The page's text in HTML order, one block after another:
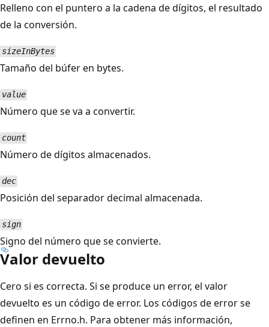
Relleno con el puntero a la cadena de dígitos, el resultado
de la conversión.
sizeInBytes
Tamaño del búfer en bytes.
value
Número que se va a convertir.
count
Número de dígitos almacenados.
dec
Posición del separador decimal almacenada.
sign
Signo del número que se convierte.
Valor devuelto
Cero si es correcta. Si se produce un error, el valor
devuelto es un código de error. Los códigos de error se
definen en Errno.h. Para obtener más información,